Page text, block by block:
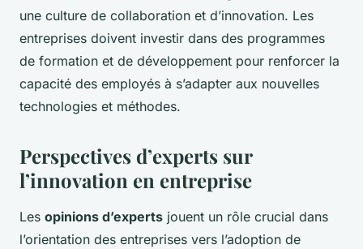
une culture de collaboration et d’innovation. Les
entreprises doivent investir dans des programmes
de formation et de développement pour renforcer la
capacité des employés à s’adapter aux nouvelles
technologies et méthodes.
Perspectives d’experts sur
l’innovation en entreprise
Les opinions d’experts jouent un rôle crucial dans
l’orientation des entreprises vers l’adoption de